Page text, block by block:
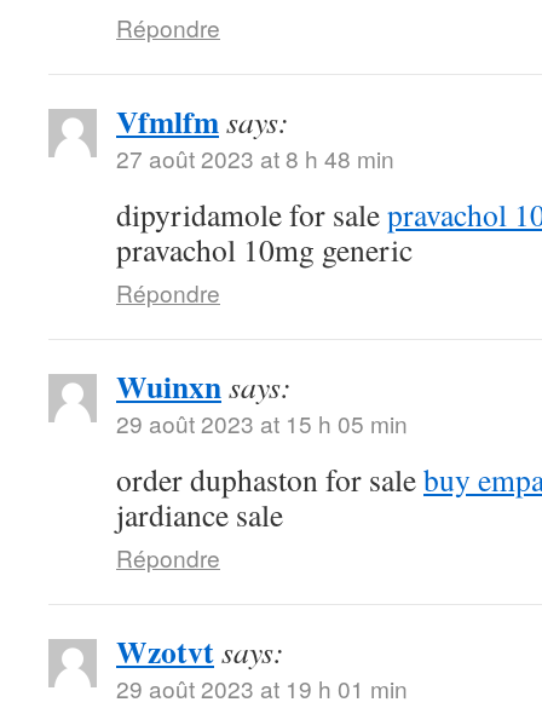
Répondre
Vfmlfmsays:
27 août 2023 at 8 h 48 min
dipyridamole for salepravachol
pravachol 10mg generic
Répondre
Wuinxnsays:
29 août 2023 at 15 h 05 min
order duphaston for salebuy
jardiance sale
Répondre
Wzotvtsays:
29 août 2023 at 19 h 01 min